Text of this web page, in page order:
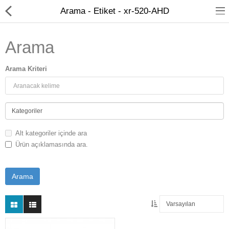
Kameralar
Kayıt Cihazları
Mobil Ürünler
Yangın Alarm Sistemleri
PDKS Sistemleri
Arama - Etiket - xr-520-AHD
Arama
Arama Kriteri
Alt kategoriler içinde ara
Ürün açıklamasında ara.